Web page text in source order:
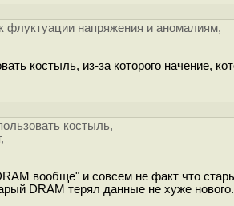
флуктуации напряжения и аномалиям,
костыль, из-за которого начение,
костыль,
вообще" и совсем не факт что
DRAM терял данные не хуже нового.